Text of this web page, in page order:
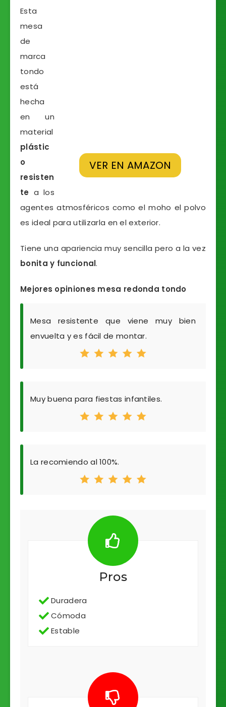
VER EN AMAZON
Esta
mesa
de
marca
tondo
está
hecha
en un
material
plástic
o
resisten
te a los
agentes atmosféricos como el moho el polvo
es ideal para utilizarla en el exterior.
Tiene una apariencia muy sencilla pero a la vez
bonita y funcional.
Mejores opiniones mesa redonda tondo
Mesa resistente que viene muy bien
envuelta y es fácil de montar.
Muy buena para fiestas infantiles.
La recomiendo al 100%.
Pros
Duradera
Cómoda
Estable